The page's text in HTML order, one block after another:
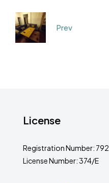
Prev
License
Registration Number: 792
License Number: 374/E